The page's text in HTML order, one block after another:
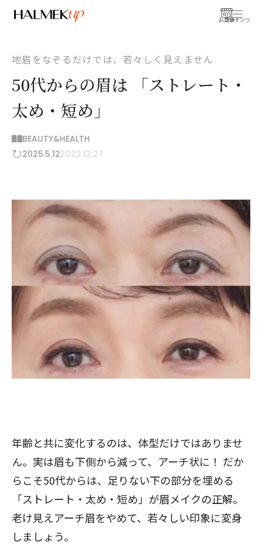
お買物
コンテンツ
地眉をなぞるだけでは、若々しく見えません
50代からの眉は 「ストレート・
太め・短め」
BEAUTY&HEALTH
2025.5.122022.12.27
年齢と共に変化するのは、体型だけではありませ
ん。実は眉も下側から減って、アーチ状に！ だか
らこそ50代からは、足りない下の部分を埋める
「ストレート・太め・短め」が眉メイクの正解。
老け見えアーチ眉をやめて、若々しい印象に変身
しましょう。